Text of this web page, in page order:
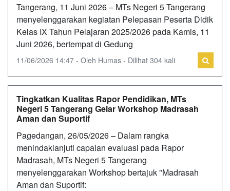
Tangerang, 11 Juni 2026 – MTs Negeri 5 Tangerang
menyelenggarakan kegiatan Pelepasan Peserta Didik
Kelas IX Tahun Pelajaran 2025/2026 pada Kamis, 11
Juni 2026, bertempat di Gedung
11/06/2026 14:47 - Oleh Humas - Dilihat 304 kali
Tingkatkan Kualitas Rapor Pendidikan, MTs
Negeri 5 Tangerang Gelar Workshop Madrasah
Aman dan Suportif
Pagedangan, 26/05/2026 – Dalam rangka
menindaklanjuti capaian evaluasi pada Rapor
Madrasah, MTs Negeri 5 Tangerang
menyelenggarakan Workshop bertajuk "Madrasah
Aman dan Suportif: